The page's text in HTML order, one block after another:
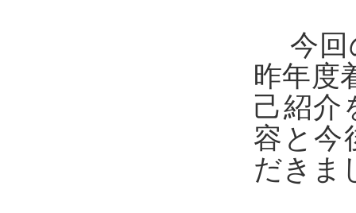
今回
昨年度
己紹介
容と今
だきま